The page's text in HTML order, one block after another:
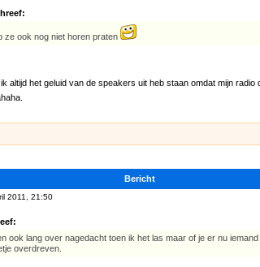
ze ook nog niet horen praten
altijd het geluid van de speakers uit heb staan omdat mijn
Bericht
2011, 21:50
ook lang over nagedacht toen ik het las maar of je er nu
overdreven.